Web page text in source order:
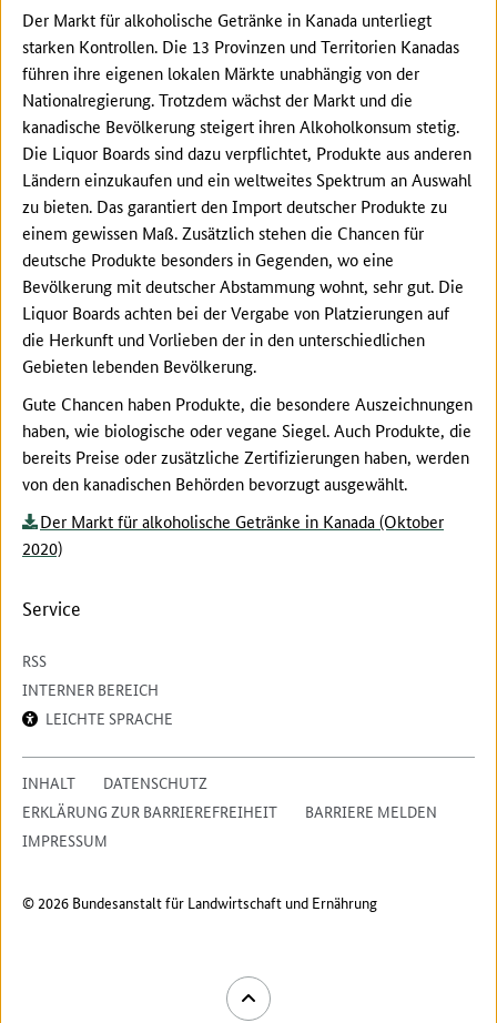
Der Markt für alkoholische Getränke in Kanada unterliegt
starken Kontrollen. Die 13 Provinzen und Territorien Kanadas
führen ihre eigenen lokalen Märkte unabhängig von der
Nationalregierung. Trotzdem wächst der Markt und die
kanadische Bevölkerung steigert ihren Alkoholkonsum stetig.
Die Liquor Boards sind dazu verpflichtet, Produkte aus anderen
Ländern einzukaufen und ein weltweites Spektrum an Auswahl
zu bieten. Das garantiert den Import deutscher Produkte zu
einem gewissen Maß. Zusätzlich stehen die Chancen für
deutsche Produkte besonders in Gegenden, wo eine
Bevölkerung mit deutscher Abstammung wohnt, sehr gut. Die
Liquor Boards achten bei der Vergabe von Platzierungen auf
die Herkunft und Vorlieben der in den unterschiedlichen
Gebieten lebenden Bevölkerung.
Gute Chancen haben Produkte, die besondere Auszeichnungen
haben, wie biologische oder vegane Siegel. Auch Produkte, die
bereits Preise oder zusätzliche Zertifizierungen haben, werden
von den kanadischen Behörden bevorzugt ausgewählt.
Der Markt für alkoholische Getränke in Kanada (Oktober
2020)
Service
RSS
INTERNER BEREICH
LEICHTE SPRACHE
INHALT
DATENSCHUTZ
ERKLÄRUNG ZUR BARRIEREFREIHEIT
BARRIERE MELDEN
IMPRESSUM
© 2026 Bundesanstalt für Landwirtschaft und Ernährung